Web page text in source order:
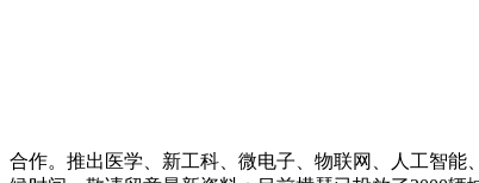
合作。推出医学、新工科、微电子、物联网、人工智能